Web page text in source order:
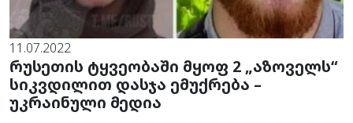
11.07.2022
რუსეთის ტყვეობაში მყოფ 2 „აზოველს“
სიკვდილით დასჯა ემუქრება –
უკრაინული მედია